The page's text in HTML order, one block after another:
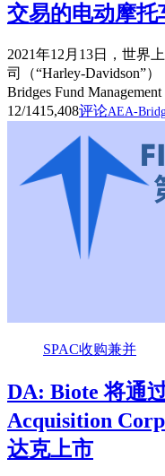
交易的电动摩托
2021年12月13日，世界
司（“Harley-Davidson”
Bridges Fund Management
12/1415,408评论AEA-
SPAC收购兼并
DA: Biote 将通
Acquisition
达克上市